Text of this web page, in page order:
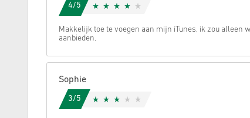
4/5
Makkelijk toe te voegen aan mijn iTunes, ik zou alleen
aanbieden.
Sophie
3/5